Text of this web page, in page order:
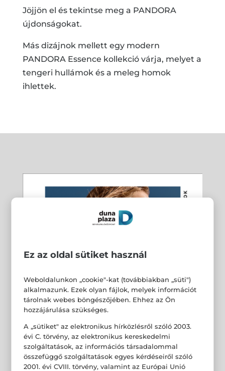
Jöjjön el és tekintse meg a PANDORA
újdonságokat.
Más dizájnok mellett egy modern
PANDORA Essence kollekció várja, melyet a
tengeri hullámok és a meleg homok
ihlettek.
Ez az oldal sütiket használ
Weboldalunkon „cookie"-kat (továbbiakban „süti")
alkalmazunk. Ezek olyan fájlok, melyek információt
tárolnak webes böngészőjében. Ehhez az Ön
hozzájárulása szükséges.
A „sütiket" az elektronikus hírközlésről szóló 2003.
évi C. törvény, az elektronikus kereskedelmi
szolgáltatások, az információs társadalommal
összefüggő szolgáltatások egyes kérdéseiről szóló
2001. évi CVIII. törvény, valamint az Európai Unió